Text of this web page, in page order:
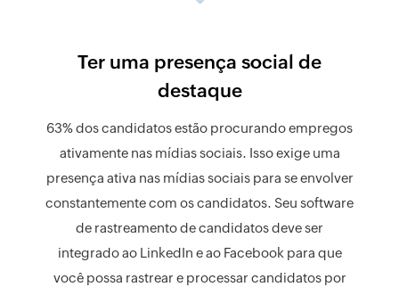
Ter uma presença social de
destaque
63% dos candidatos estão procurando empregos
ativamente nas mídias sociais. Isso exige uma
presença ativa nas mídias sociais para se envolver
constantemente com os candidatos. Seu software
de rastreamento de candidatos deve ser
integrado ao LinkedIn e ao Facebook para que
você possa rastrear e processar candidatos por